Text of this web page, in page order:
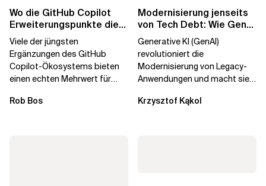
Wo die GitHub Copilot
Erweiterungspunkte die
Governance brechen
Viele der jüngsten
Ergänzungen des GitHub
Copilot-Ökosystems bieten
einen echten Mehrwert für
aber auch die...
Rob Bos
Modernisierung jenseits
von Tech Debt: Wie GenAI
die
Generative KI (GenAI)
revolutioniert die
Modernisierung von Legacy-
Anwendungen und macht sie
Durch die Automatisierung...
Krzysztof Kąkol